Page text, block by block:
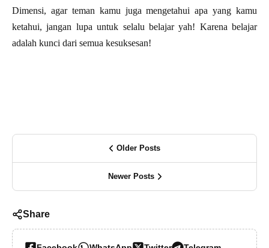
Dimensi, agar teman kamu juga mengetahui apa yang kamu
ketahui, jangan lupa untuk selalu belajar yah! Karena belajar
adalah kunci dari semua kesuksesan!
Older Posts
Newer Posts
Share